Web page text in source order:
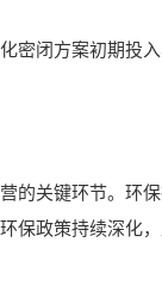
闭方案初期投入
关键环节。环保
政策持续深化